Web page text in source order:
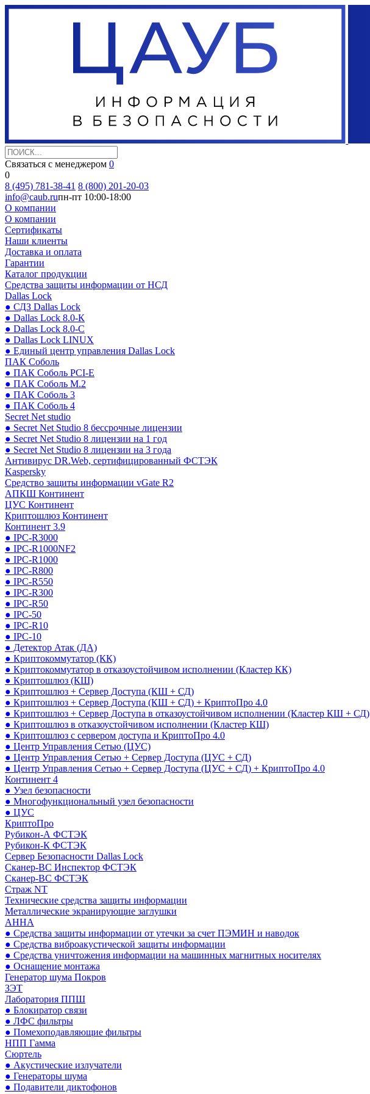
Связаться с менеджером 0
0
8 (495) 781-38-41 8 (800) 201-20-03
info@caub.ruпн-пт 10:00-18:00
О компании
О компании
Сертификаты
Наши клиенты
Доставка и оплата
Гарантии
Каталог продукции
Средства защиты информации от НСД
Dallas Lock
● СДЗ Dallas Lock
● Dallas Lock 8.0-К
● Dallas Lock 8.0-С
● Dallas Lock LINUX
● Единый центр управления Dallas Lock
ПАК Соболь
● ПАК Соболь PCI-E
● ПАК Соболь М.2
● ПАК Соболь 3
● ПАК Соболь 4
Secret Net studio
● Secret Net Studio 8 бессрочные лицензии
● Secret Net Studio 8 лицензии на 1 год
● Secret Net Studio 8 лицензии на 3 года
Антивирус DR.Web, сертифицированный ФСТЭК
Kaspersky
Средство защиты информации vGate R2
АПКШ Континент
ЦУС Континент
Криптошлюз Континент
Континент 3.9
● IPC-R3000
● IPC-R1000NF2
● IPC-R1000
● IPC-R800
● IPC-R550
● IPC-R300
● IPC-R50
● IPC-50
● IPC-R10
● IPC-10
● Детектор Атак (ДА)
● Криптокоммутатор (КК)
● Криптокоммутатор в отказоустойчивом исполнении (Кластер КК)
● Криптошлюз (КШ)
● Криптошлюз + Сервер Доступа (КШ + СД)
● Криптошлюз + Сервер Доступа (КШ + СД) + КриптоПро 4.0
● Криптошлюз + Сервер Доступа в отказоустойчивом исполнении (Кластер КШ + СД)
● Криптошлюз в отказоустойчивом исполнении (Кластер КШ)
● Криптошлюз с сервером доступа и КриптоПро 4.0
● Центр Управления Сетью (ЦУС)
● Центр Управления Сетью + Сервер Доступа (ЦУС + СД)
● Центр Управления Сетью + Сервер Доступа (ЦУС + СД) + КриптоПро 4.0
Континент 4
● Узел безопасности
● Многофункциональный узел безопасности
● ЦУС
КриптоПро
Рубикон-А ФСТЭК
Рубикон-К ФСТЭК
Сервер Безопасности Dallas Lock
Сканер-ВС Инспектор ФСТЭК
Сканер-ВС ФСТЭК
Страж NT
Технические средства защиты информации
Металлические экранирующие заглушки
АННА
● Средства защиты информации от утечки за счет ПЭМИН и наводок
● Средства виброакустической защиты информации
● Средства уничтожения информации на машинных магнитных носителях
● Оснащение монтажа
Генератор шума Покров
ЗЭТ
Лаборатория ППШ
● Блокиратор связи
● ЛФС фильтры
● Помехоподавляющие фильтры
НПП Гамма
Сюртель
● Акустические излучатели
● Генераторы шума
● Подавители диктофонов